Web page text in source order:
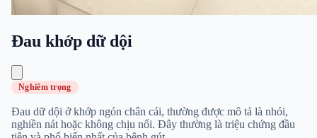
Đau khớp dữ dội
Nghiêm trọng
Đau dữ dội ở khớp ngón chân cái, thường được mô tả là nhói,
nghiền nát hoặc không chịu nổi. Đây thường là triệu chứng đầu